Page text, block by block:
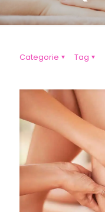
Categorie Tag